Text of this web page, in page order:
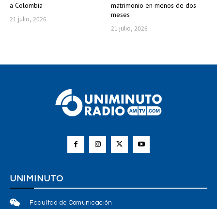
a Colombia
21 julio, 2026
matrimonio en menos de dos
meses
21 julio, 2026
UNIMINUTO
Facultad de Comunicación